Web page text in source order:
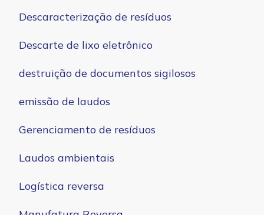
Descaracterização de resíduos
Descarte de lixo eletrônico
destruição de documentos sigilosos
emissão de laudos
Gerenciamento de resíduos
Laudos ambientais
Logística reversa